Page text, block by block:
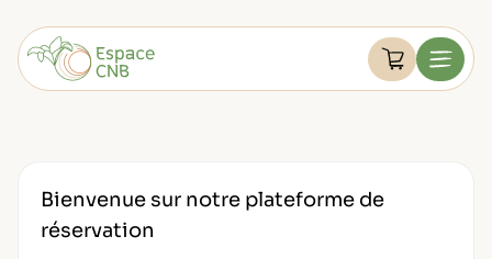
contenu
Retourner à l'accueil
Devenir membre
FAQ
Voir leMenu
Bienvenue sur notre plateforme de
réservation